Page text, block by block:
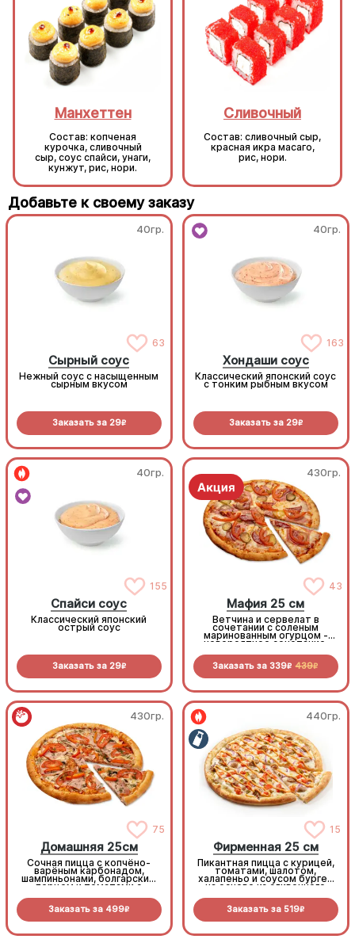
Манхеттен
Состав: копченая
курочка, сливочный
сыр, соус спайси, унаги,
кунжут, рис, нори.
Сливочный
Состав: сливочный сыр,
красная икра масаго,
рис, нори.
Добавьте к своему заказу
40гр.
63
Сырный соус
Нежный соус с насыщенным
сырным вкусом
Заказать за 29R
40гр.
163
Хондаши соус
Классический японский соус
с тонким рыбным вкусом
Заказать за 29R
40гр.
155
Спайси соус
Классический японский
острый соус
Заказать за 29R
430гр.
43
Мафия 25 см
Ветчина и сервелат в
сочетании с соленым
маринованным огурцом -
невероятное сочетание,
попробовать!
Заказать за 339R 439R
430гр.
75
Домашняя 25см
Сочная пицца с копчёно-
варёным карбонадом,
шампиньонами, болгарским
перцем и томатами с
Заказать за 499R
440гр.
15
Фирменная 25 см
Пикантная пицца с курицей,
томатами, шалотом,
халапеньо и соусом бургер
на основе из сливочного
Заказать за 519R